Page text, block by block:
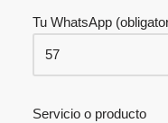
Tu WhatsApp
Servicio o producto